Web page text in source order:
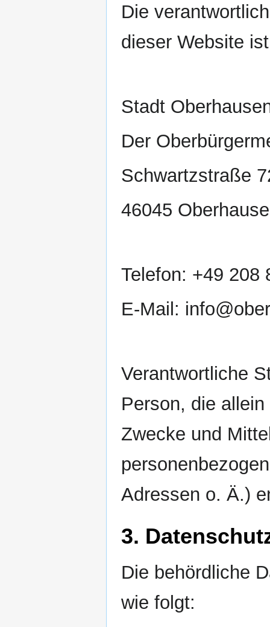
Die
dieser Website
Stadt
Der
Schwartzstraße
46045
Telefon: +49 208
E-Mail:
Verantwortliche
Person, die
Zwecke und
Adressen o. Ä.)
3.
Die behördliche
wie folgt: